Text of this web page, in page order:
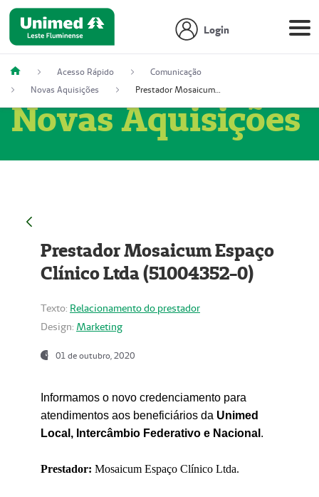
Login
Acesso Rápido
Comunicação
Novas Aquisições
Prestador Mosaicum Espaço Clínico Ltda (51004352-0)
Novas Aquisições
Prestador Mosaicum Espaço
Clínico Ltda (51004352-0)
Texto: Relacionamento do prestador
Design: Marketing
01 de outubro, 2020
Informamos o novo credenciamento para
atendimentos aos beneficiários da Unimed
Local, Intercâmbio Federativo e Nacional .
Prestador: Mosaicum Espaço Clínico Ltda.